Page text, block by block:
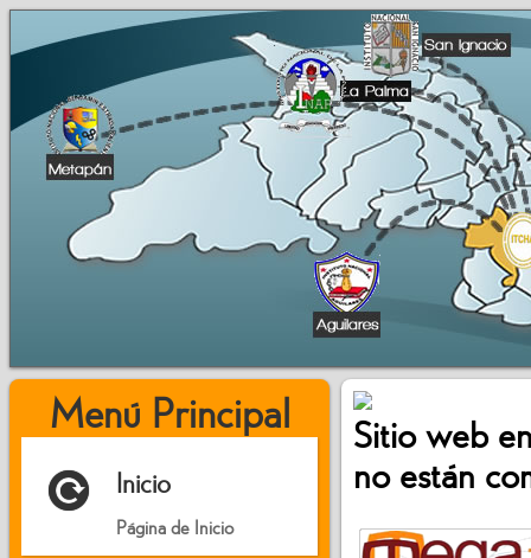
Menú Principal
* Inicio
Página de Inicio
Sitio web
no están